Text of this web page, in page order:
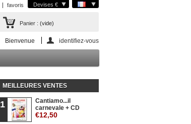
Devises €
favoris
Panier : (vide)
Bienvenue identifiez-vous
MEILLEURES VENTES
1
Cantiamo...il
carnevale + CD
€12,50